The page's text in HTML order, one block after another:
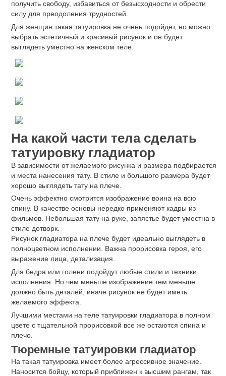
получить свободу, избавиться от безысходности и обрести
силу для преодоления трудностей.
Для женщин такая татуировка не очень подойдет, но можно
выбрать эстетичный и красивый рисунок и он будет
выглядеть уместно на женском теле.
На какой части тела сделать
татуировку гладиатор
В зависимости от желаемого рисунка и размера подбирается
и места нанесения тату. В стиле и большого размера будет
хорошо выглядеть тату на плече.
Очень эффектно смотрится изображение воина на всю
спину. В качестве основы нередко применяют кадры из
фильмов. Небольшая тату на руке, запястье будет уместна в
стиле дотворк.
Рисунок гладиатора на плече будет идеально выглядеть в
полноцветном исполнении. Важна прорисовка героя, его
выражение лица, детализация.
Для бедра или голени подойдут любые стили и техники
исполнения. Но чем меньше изображение тем меньше
должно быть деталей, иначе рисунок не будет иметь
желаемого эффекта.
Лучшими местами на теле татуировки гладиатора в полном
цвете с тщательной прорисовкой все же остаются спина и
плечо.
Тюремные татуировки гладиатор
На такая татуировка имеет более агрессивное значение.
Наносится бойцу, который приближен к высшим рангам, так